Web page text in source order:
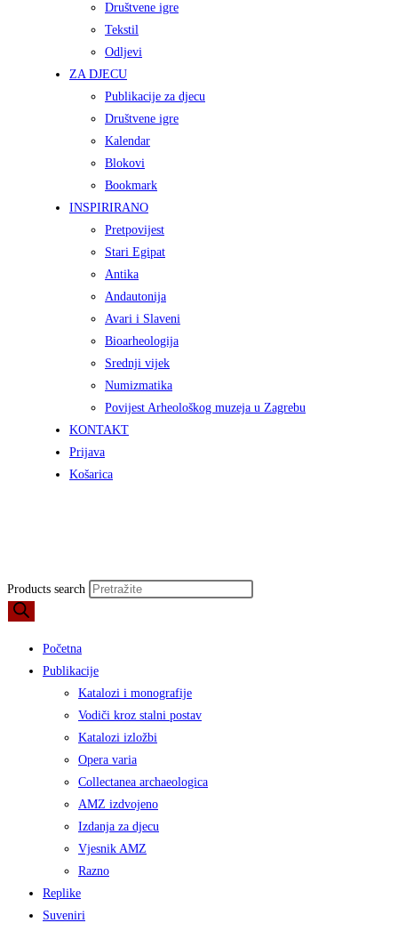
Društvene igre
Tekstil
Odljevi
ZA DJECU
Publikacije za djecu
Društvene igre
Kalendar
Blokovi
Bookmark
INSPIRIRANO
Pretpovijest
Stari Egipat
Antika
Andautonija
Avari i Slaveni
Bioarheologija
Srednji vijek
Numizmatika
Povijest Arheološkog muzeja u Zagrebu
KONTAKT
Prijava
Košarica
Products search
Početna
Publikacije
Katalozi i monografije
Vodiči kroz stalni postav
Katalozi izložbi
Opera varia
Collectanea archaeologica
AMZ izdvojeno
Izdanja za djecu
Vjesnik AMZ
Razno
Replike
Suveniri